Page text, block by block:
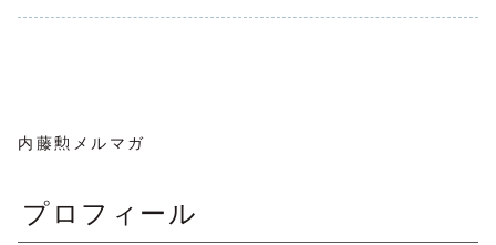
は注意が必要で
強烈ですよね。こ
ンライ...
だ...
内藤勲メルマガ
プロフィール